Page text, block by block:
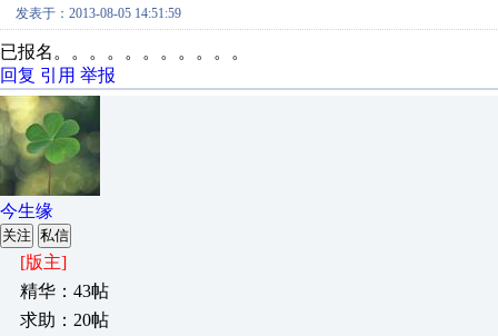
发表于：2013-08-05 14:51:59
已报名。。。。。。。。。。。
回复 引用 举报
今生缘
关注 私信
[版主]
精华：43帖
求助：20帖